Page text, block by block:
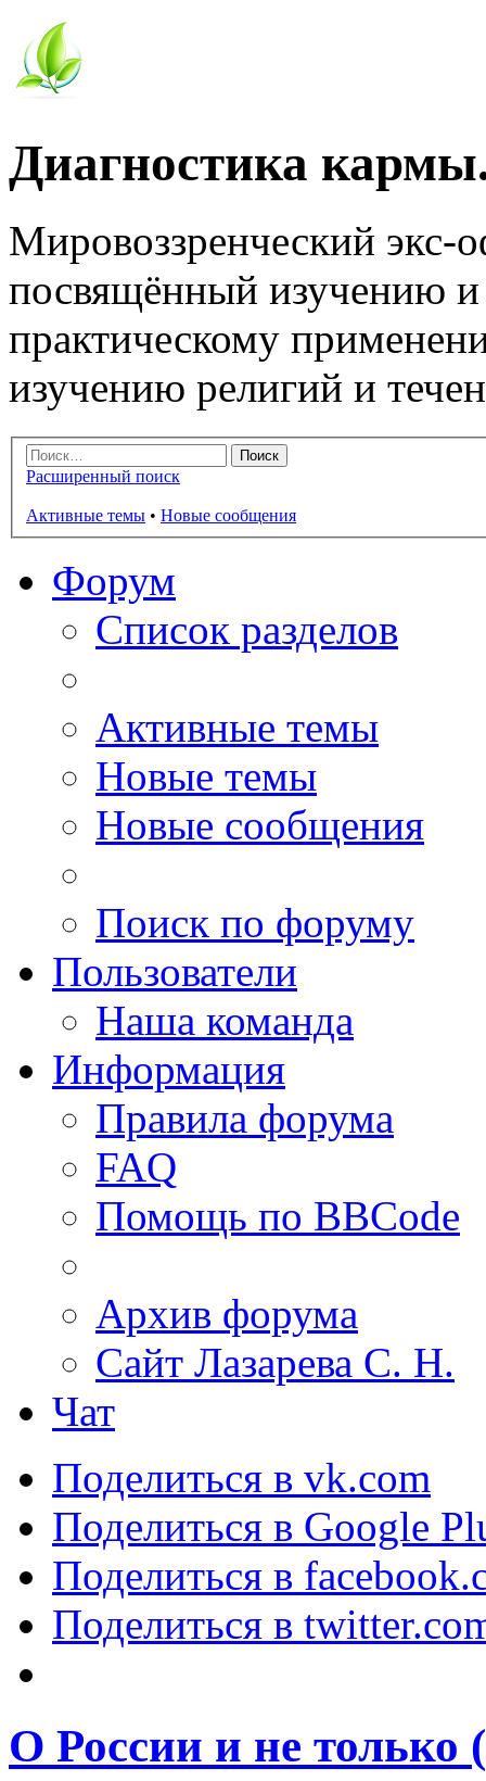
Диагностика
Мировоззренческий
посвящённый изучению
практическому
изучению религий и
Расширенный поиск
Активные темы • Новые сообщения
Форум
Список разделов
Активные темы
Новые темы
Новые сообщения
Поиск по форуму
Пользователи
Наша команда
Информация
Правила форума
FAQ
Помощь по BBCode
Архив форума
Сайт Лазарева С. Н.
Чат
Поделиться в vk.com
Поделиться в Google
Поделиться в
Поделиться в
О России и не только